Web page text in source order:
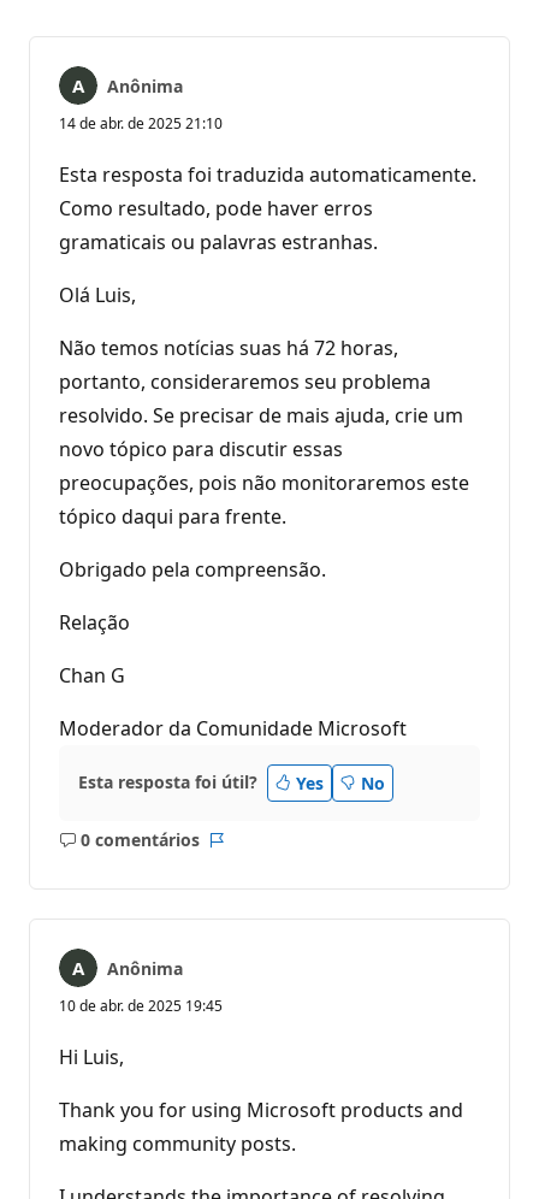
Anônima
14 de abr. de 2025 21:10
Esta resposta foi traduzida automaticamente.
Como resultado, pode haver erros
gramaticais ou palavras estranhas.
Olá Luis,
Não temos notícias suas há 72 horas,
portanto, consideraremos seu problema
resolvido. Se precisar de mais ajuda, crie um
novo tópico para discutir essas
preocupações, pois não monitoraremos este
tópico daqui para frente.
Obrigado pela compreensão.
Relação
Chan G
Moderador da Comunidade Microsoft
Esta resposta foi útil? Yes No
0 comentários
Sem
Anônima
10 de abr. de 2025 19:45
Hi Luis,
Thank you for using Microsoft products and
making community posts.